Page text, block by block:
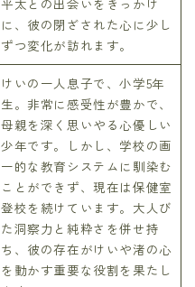
に、彼の閉ざされた心に少し
ずつ変化が訪れます。
けいの一人息子で、小学5年
生。非常に感受性が豊かで、
母親を深く思いやる心優しい
少年です。しかし、学校の画
一的な教育システムに馴染む
ことができず、現在は保健室
登校を続けています。大人び
た洞察力と純粋さを併せ持
ち、彼の存在がけいや渚の心
を動かす重要な役割を果たし